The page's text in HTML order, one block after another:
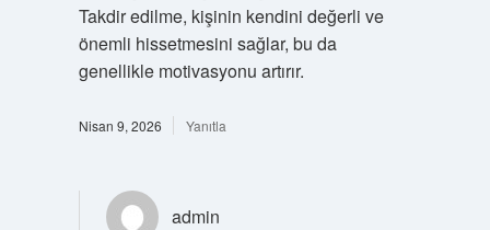
Takdir edilme, kişinin kendini değerli ve
önemli hissetmesini sağlar, bu da
genellikle motivasyonu artırır.
Nisan 9, 2026 Yanıtla
admin